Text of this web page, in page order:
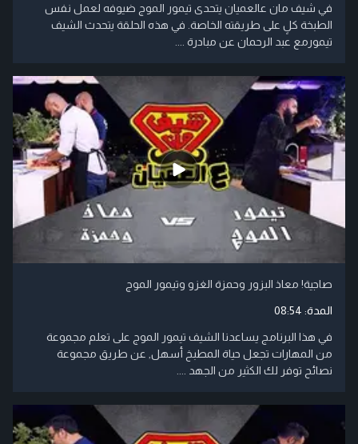
في شيف مان عالعميان يتحدى تيمور الموج ضيوفه لعمل نفس
الطبخة كلٍ على طريقته الخاصة. في هذه الحلقة يتحدث الشيف
تيمورمع عبد الرحمان عن مبادرة ....
صاجية! معاذ البزور وحمزة الغزو وتيمور الموج
المدة: 08:54
في هذا البرنامج يساعدنا الشيف تيمور الموج على تعلم مجموعة
من المهارات تجعل حياة المطبخ أسهل, عن طريق مجموعة
نصائح توفر لك الكثير من الجهد ....